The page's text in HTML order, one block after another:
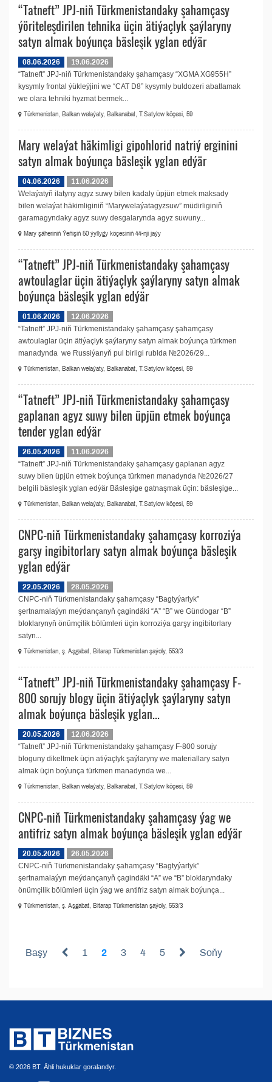
“Tatneft” JPJ-niň Türkmenistandaky şahamçasy
ýöriteleşdirilen tehnika üçin ätiýaçlyk şaýlaryny
satyn almak boýunça bäsleşik yglan edýär
08.06.2026
19.06.2026
“Tatneft” JPJ-niň Türkmenistandaky şahamçasy “XGMA XG955H”
kysymly frontal ýükleýjini we “CAT D8” kysymly buldozeri abatlamak
we olara tehniki hyzmat bermek...
Türkmenistan, Balkan welaýaty, Balkanabat, T.Satylow köçesi, 59
Mary welaýat häkimligi gipohlorid natriý erginini
satyn almak boýunça bäsleşik yglan edýär
04.06.2026
11.06.2026
Welaýatyň ilatyny agyz suwy bilen kadaly üpjün etmek maksady
bilen welaýat häkimliginiň “Marywelaýatagyzsuw” müdirliginiň
garamagyndaky agyz suwy desgalarynda agyz suwuny...
Mary şäheriniň Ýeňişiň 50 ýyllygy köçesiniň 44-nji jaýy
“Tatneft” JPJ-niň Türkmenistandaky şahamçasy
awtoulaglar üçin ätiýaçlyk şaýlaryny satyn almak
boýunça bäsleşik yglan edýär
01.06.2026
12.06.2026
“Tatneft” JPJ-niň Türkmenistandaky şahamçasy şahamçasy
awtoulaglar üçin ätiýaçlyk şaýlaryny satyn almak boýunça türkmen
manadynda we Russiýanyň pul birligi rublda №2026/29...
Türkmenistan, Balkan welaýaty, Balkanabat, T.Satylow köçesi, 59
“Tatneft” JPJ-niň Türkmenistandaky şahamçasy
gaplanan agyz suwy bilen üpjün etmek boýunça
tender yglan edýär
26.05.2026
11.06.2026
“Tatneft” JPJ-niň Türkmenistandaky şahamçasy gaplanan agyz
suwy bilen üpjün etmek boýunça türkmen manadynda №2026/27
belgili bäsleşik yglan edýär Bäsleşige gatnaşmak üçin: bäsleşige...
Türkmenistan, Balkan welaýaty, Balkanabat, T.Satylow köçesi, 59
CNPC-niň Türkmenistandaky şahamçasy korroziýa
garşy ingibitorlary satyn almak boýunça bäsleşik
yglan edýär
22.05.2026
28.05.2026
CNPC-niň Türkmenistandaky şahamçasy “Bagtyýarlyk”
şertnamalaýyn meýdançanyň çagindäki “A” “B” we Gündogar “B”
bloklarynyň önümçilik bölümleri üçin korroziýa garşy ingibitorlary
satyn...
Türkmenistan, ş. Aşgabat, Bitarap Türkmenistan şaýoly, 553/3
“Tatneft” JPJ-niň Türkmenistandaky şahamçasy F-
800 sorujy blogy üçin ätiýaçlyk şaýlaryny satyn
almak boýunça bäsleşik yglan...
20.05.2026
12.06.2026
“Tatneft” JPJ-niň Türkmenistandaky şahamçasy F-800 sorujy
bloguny dikeltmek üçin atiýaçlyk şaýlaryny we materiallary satyn
almak üçin boýunça türkmen manadynda we...
Türkmenistan, Balkan welaýaty, Balkanabat, T.Satylow köçesi, 59
CNPC-niň Türkmenistandaky şahamçasy ýag we
antifriz satyn almak boýunça bäsleşik yglan edýär
20.05.2026
26.05.2026
CNPC-niň Türkmenistandaky şahamçasy “Bagtyýarlyk”
şertnamalaýyn meýdançanyň çagindäki “A” we “B” bloklaryndaky
önümçilik bölümleri üçin ýag we antifriz satyn almak boýunça...
Türkmenistan, ş. Aşgabat, Bitarap Türkmenistan şaýoly, 553/3
Başy 1 2 3 4 5 Soňy
© 2026 BT. Ähli hukuklar goralandyr.